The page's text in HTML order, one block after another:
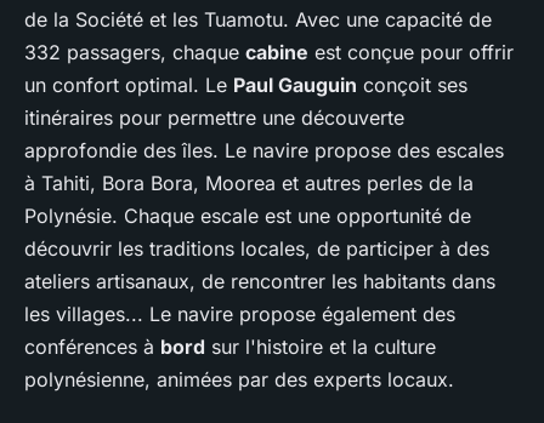
de la Société et les Tuamotu. Avec une capacité de
332 passagers, chaque cabine est conçue pour offrir
un confort optimal. Le Paul Gauguin conçoit ses
itinéraires pour permettre une découverte
approfondie des îles. Le navire propose des escales
à Tahiti, Bora Bora, Moorea et autres perles de la
Polynésie. Chaque escale est une opportunité de
découvrir les traditions locales, de participer à des
ateliers artisanaux, de rencontrer les habitants dans
les villages... Le navire propose également des
conférences à bord sur l'histoire et la culture
polynésienne, animées par des experts locaux.